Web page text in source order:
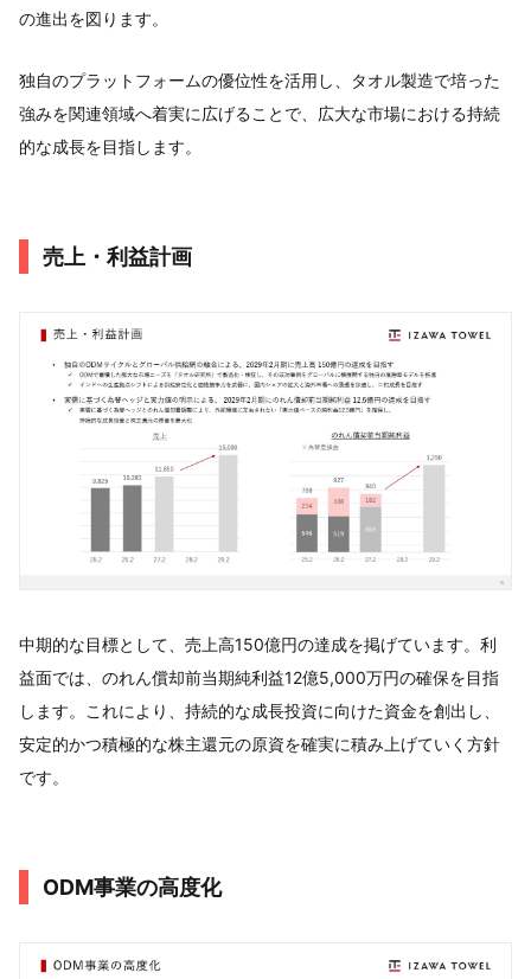
の進出を図ります。
独自のプラットフォームの優位性を活用し、タオル製造で培った
強みを関連領域へ着実に広げることで、広大な市場における持続
的な成長を目指します。
売上・利益計画
中期的な目標として、売上高150億円の達成を掲げています。利
益面では、のれん償却前当期純利益12億5,000万円の確保を目指
します。これにより、持続的な成長投資に向けた資金を創出し、
安定的かつ積極的な株主還元の原資を確実に積み上げていく方針
です。
ODM事業の高度化